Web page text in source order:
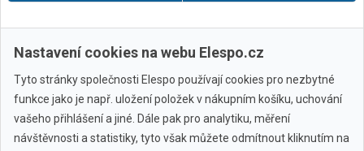
Zobrazit další
Nastavení cookies na webu Elespo.cz
Tyto stránky společnosti Elespo používají cookies pro nezbytné
funkce jako je např. uložení položek v nákupním košíku, uchování
vašeho přihlášení a jiné. Dále pak pro analytiku, měření
návštěvnosti a statistiky, tyto však můžete odmítnout kliknutím na